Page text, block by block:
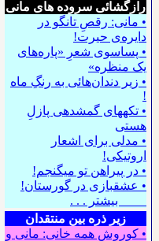
رازگشائی سروده های مانی
• مانی: رقصِ تانگو در
دایره‌ی حیرت!
• پساسوی شعرِ «پاره‌های
یک منظره»
• زیر دندان‌هائی به رنگِ ماه
!
• تکه⁪های گمشده⁪ی پازلِ
هستی
• مدلی برای اشعار
اروتیکی!
• در پیراهن تو می⁪گنجم!
• عشقبازی در گورستان!
بیشتر . . .
زیر ذره بین منتقدان
• کوروش همه خانی: مانی و